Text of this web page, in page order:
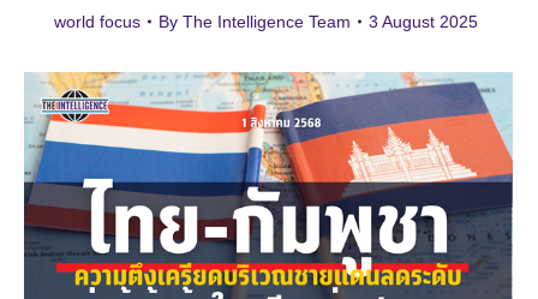
world focus By The Intelligence Team 3 August 2025